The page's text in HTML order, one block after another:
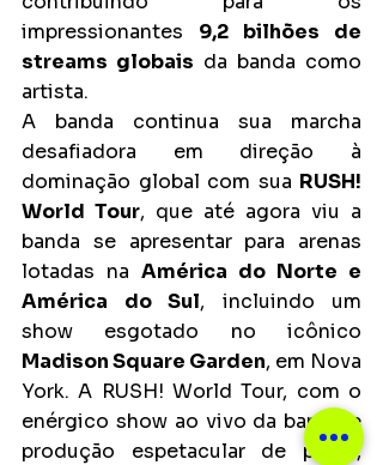
impressionantes 9,2 bilhões de
streams globais da banda como
artista.
A banda continua sua marcha
desafiadora em direção à
dominação global com sua RUSH!
World Tour, que até agora viu a
banda se apresentar para arenas
lotadas na América do Norte e
América do Sul, incluindo um
Madison Square Garden, em Nova
York. A RUSH! World Tour, com o
enérgico show ao vivo da banda e
produção espetacular de palco,